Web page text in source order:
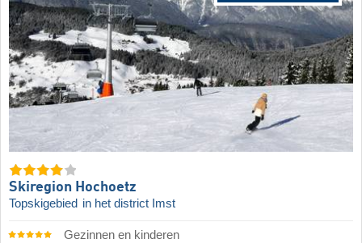
Skiregion Hochoetz
Topskigebied in het district Imst
Gezinnen en kinderen